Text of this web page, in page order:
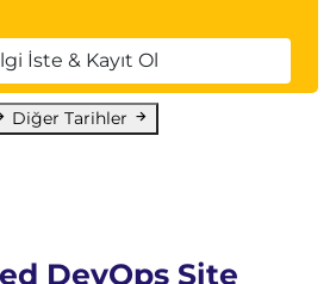
İste & Kayıt Ol
Diğer Tarihler
DevOps Site